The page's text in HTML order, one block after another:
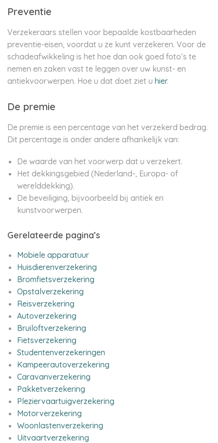
Preventie
Verzekeraars stellen voor bepaalde kostbaarheden
preventie-eisen, voordat u ze kunt verzekeren. Voor de
schadeafwikkeling is het hoe dan ook goed foto’s te
nemen en zaken vast te leggen over uw kunst- en
antiekvoorwerpen. Hoe u dat doet ziet u hier.
De premie
De premie is een percentage van het verzekerd bedrag.
Dit percentage is onder andere afhankelijk van:
De waarde van het voorwerp dat u verzekert.
Het dekkingsgebied (Nederland-, Europa- of
werelddekking).
De beveiliging, bijvoorbeeld bij antiek en
kunstvoorwerpen.
Gerelateerde pagina’s
Mobiele apparatuur
Huisdierenverzekering
Bromfietsverzekering
Opstalverzekering
Reisverzekering
Autoverzekering
Bruiloftverzekering
Fietsverzekering
Studentenverzekeringen
Kampeerautoverzekering
Caravanverzekering
Pakketverzekering
Pleziervaartuigverzekering
Motorverzekering
Woonlastenverzekering
Uitvaartverzekering